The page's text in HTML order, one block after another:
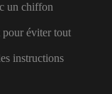
un chiffon
éviter tout
instructions